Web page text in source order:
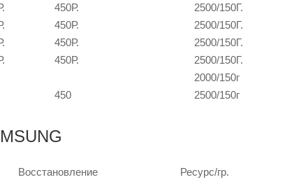
450Р.
2500/150Г.
450Р.
2500/150Г.
450Р.
2500/150Г.
450Р.
2500/150Г.
2000/150г
450 2500/150г
Восстановление
Ресурс/гр.